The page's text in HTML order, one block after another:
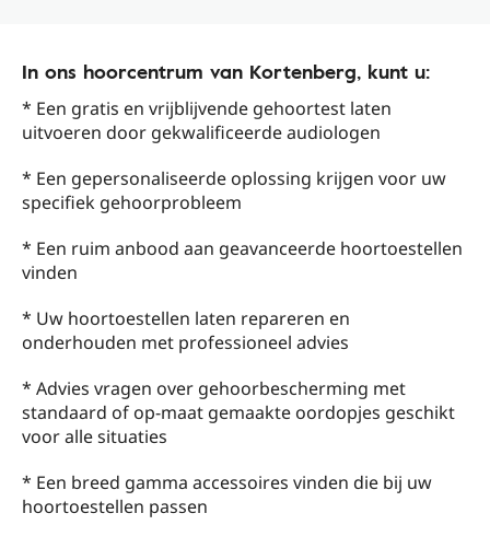
In ons hoorcentrum van Kortenberg, kunt u:
* Een gratis en vrijblijvende gehoortest laten
uitvoeren door gekwalificeerde audiologen
* Een gepersonaliseerde oplossing krijgen voor uw
specifiek gehoorprobleem
* Een ruim anbood aan geavanceerde hoortoestellen
vinden
* Uw hoortoestellen laten repareren en
onderhouden met professioneel advies
* Advies vragen over gehoorbescherming met
standaard of op-maat gemaakte oordopjes geschikt
voor alle situaties
* Een breed gamma accessoires vinden die bij uw
hoortoestellen passen